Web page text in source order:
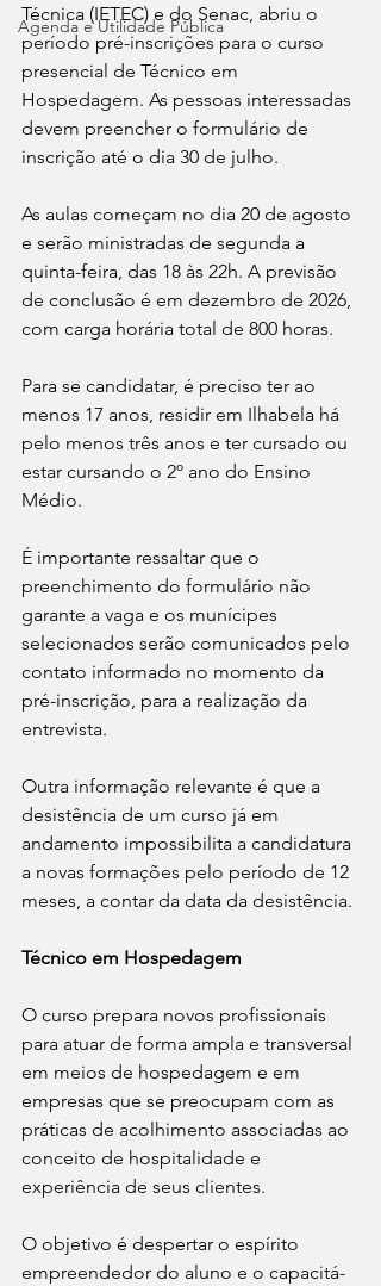
Agenda e Utilidade Pública
Técnica (IETEC) e do Senac, abriu o
período pré-inscrições para o curso
presencial de Técnico em
Hospedagem. As pessoas interessadas
devem preencher o formulário de
inscrição até o dia 30 de julho.
As aulas começam no dia 20 de agosto
e serão ministradas de segunda a
quinta-feira, das 18 às 22h. A previsão
de conclusão é em dezembro de 2026,
com carga horária total de 800 horas.
Para se candidatar, é preciso ter ao
menos 17 anos, residir em Ilhabela há
pelo menos três anos e ter cursado ou
estar cursando o 2º ano do Ensino
Médio.
É importante ressaltar que o
preenchimento do formulário não
garante a vaga e os munícipes
selecionados serão comunicados pelo
contato informado no momento da
pré-inscrição, para a realização da
entrevista.
Outra informação relevante é que a
desistência de um curso já em
andamento impossibilita a candidatura
a novas formações pelo período de 12
meses, a contar da data da desistência.
Técnico em Hospedagem
O curso prepara novos profissionais
para atuar de forma ampla e transversal
em meios de hospedagem e em
empresas que se preocupam com as
práticas de acolhimento associadas ao
conceito de hospitalidade e
experiência de seus clientes.
O objetivo é despertar o espírito
empreendedor do aluno e o capacitá-